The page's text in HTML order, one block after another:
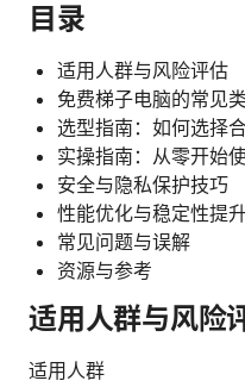
目录
适用人群与风险评估
免费梯子电脑的常见
选型指南：如何选择
实操指南：从零开始
安全与隐私保护技巧
性能优化与稳定性提
常见问题与误解
资源与参考
适用人群与风险
适用人群